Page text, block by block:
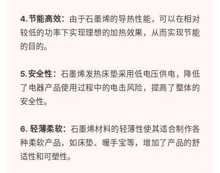
4.节能高效： 由于石墨烯的导热性能，可以在相对
较低的功率下实现理想的加热效果，从而实现节能
的目的。
5.安全性： 石墨烯发热床垫采用低电压供电，降低
了电器产品使用过程中的电击风险，提高了整体的
安全性。
6. 轻薄柔软： 石墨烯材料的轻薄性使其适合制作各
种柔软产品，如床垫、暖手宝等，增加了产品的舒
适性和可塑性。